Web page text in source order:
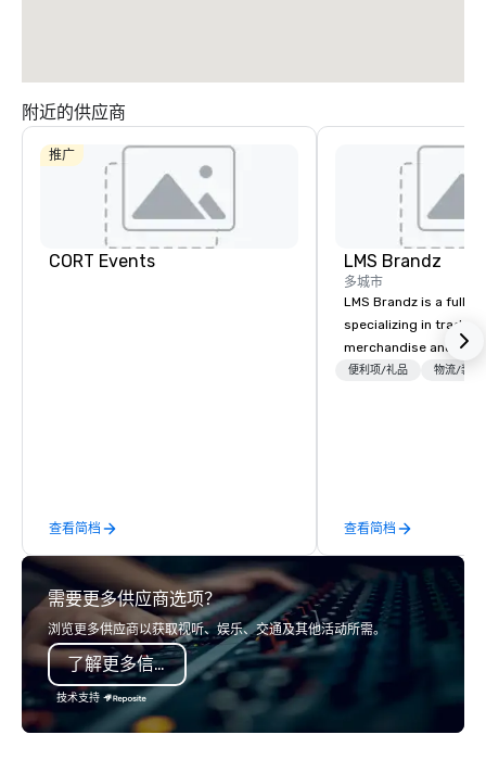
附近的供应商
推广
CORT Events
查看简档
LMS Brandz
多城市
LMS Brandz is a full-
specializing in trade
merchandise and
booth giveaways and
years of industry
commitment to
service set us apart.
smart, reliable
make the end-user
seamless from start to
便利项/礼品 物流/装饰
查看简档
需要更多供应商选项？
浏览更多供应商以获取视听、娱乐、交通及其他活动所需。
了解更多信息
技术支持